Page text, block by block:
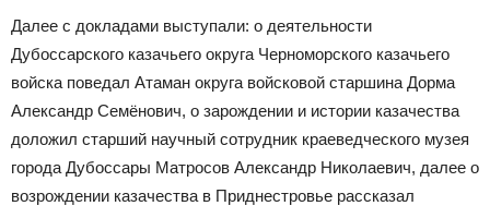
Далее с докладами выступали: о деятельности
Дубоссарского казачьего округа Черноморского казачьего
войска поведал Атаман округа войсковой старшина Дорма
Александр Семёнович, о зарождении и истории казачества
доложил старший научный сотрудник краеведческого музея
города Дубоссары Матросов Александр Николаевич, далее о
возрождении казачества в Приднестровье рассказал